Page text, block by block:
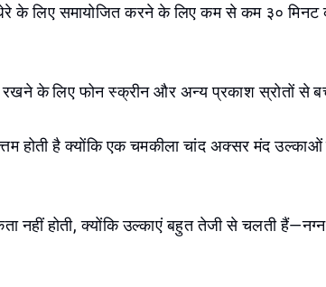
लिए समायोजित करने के लिए कम से कम ३० मिनट
रखने के लिए फोन स्क्रीन और अन्य प्रकाश स्रोतों से
होती है क्योंकि एक चमकीला चांद अक्सर मंद उल्काओं
नहीं होती, क्योंकि उल्काएं बहुत तेजी से चलती